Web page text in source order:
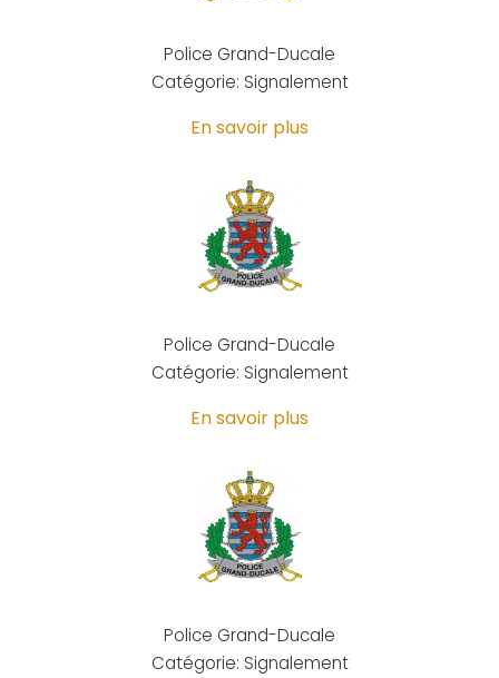
Police Grand-Ducale
Catégorie: Signalement
En savoir plus
Police Grand-Ducale
Catégorie: Signalement
En savoir plus
Police Grand-Ducale
Catégorie: Signalement